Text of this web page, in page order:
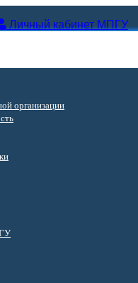
Личный кабинет МПГУ
организации